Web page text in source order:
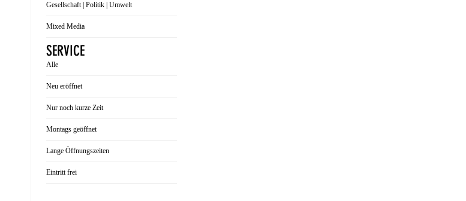
Gesellschaft | Politik | Umwelt
Mixed Media
SERVICE
Alle
Neu eröffnet
Nur noch kurze Zeit
Montags geöffnet
Lange Öffnungszeiten
Eintritt frei